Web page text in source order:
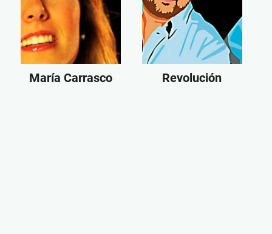
María Carrasco Revolución